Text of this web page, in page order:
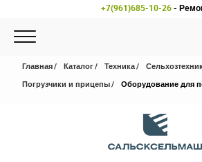
+7(961)685-10-26-
Главная Каталог Техника
Погрузчики и прицепы
Оборудование для